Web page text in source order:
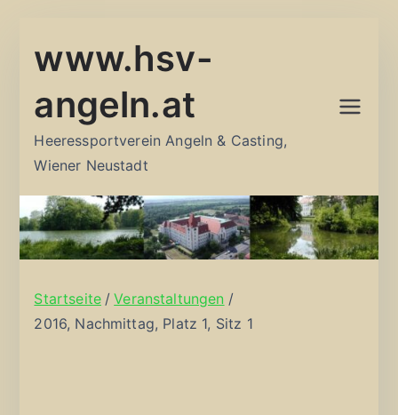
Inhalt
www.hsv-
angeln.at
Heeressportverein Angeln & Casting,
Wiener Neustadt
Startseite
Veranstaltungen
2016, Nachmittag, Platz 1, Sitz 1